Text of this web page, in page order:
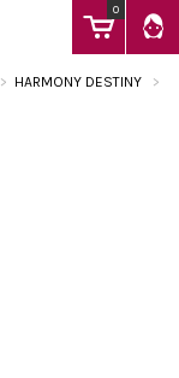
0
HARMONY DESTINY